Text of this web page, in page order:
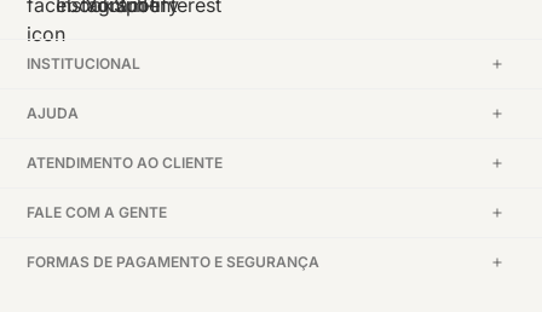
INSTITUCIONAL
AJUDA
ATENDIMENTO AO CLIENTE
FALE COM A GENTE
FORMAS DE PAGAMENTO E SEGURANÇA